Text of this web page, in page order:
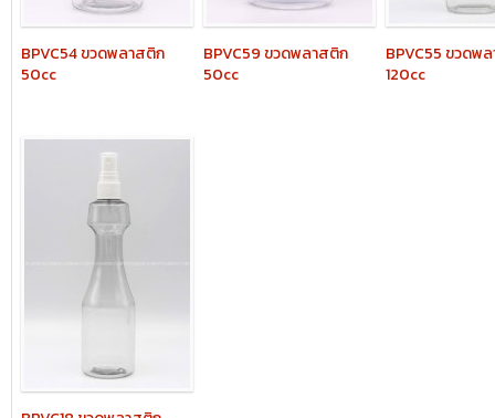
BPVC54ขวดพลาสติก
50cc
BPVC59 ขวดพลาสติก
50cc
BPVC55 ขวดพ
120cc